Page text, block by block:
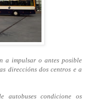
a impulsar o antes posible
direccións dos centros e a
autobuses condicione os